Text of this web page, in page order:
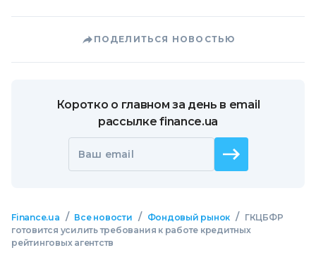
ПОДЕЛИТЬСЯ НОВОСТЬЮ
Коротко о главном за день в email
рассылке finance.ua
Ваш email
Finance.ua / Все новости / Фондовый рынок /
ГКЦБФР
готовится усилить требования к работе кредитных
рейтинговых агентств